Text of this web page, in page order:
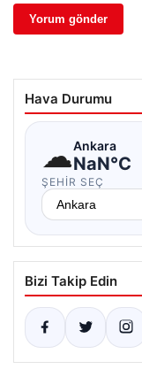
Hava Durumu
☁Ankara
NaN°C
ŞEHIR SEÇ
Bizi Takip Edin